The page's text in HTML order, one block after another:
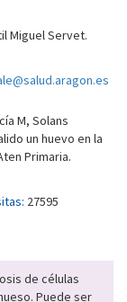
Miguel Servet.
M, Solans
un huevo en la
Primaria.
27595
de células
Puede ser